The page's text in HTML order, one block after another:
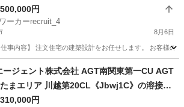
円
ーカーrecruit_4
8月6日
仕事内容】 注文住宅の建築設計をお任せします。 お客様
ージェント株式会社 AGT南関東第一CU AGT
まエリア 川越第20CL《Jbwj1C》の溶接
円